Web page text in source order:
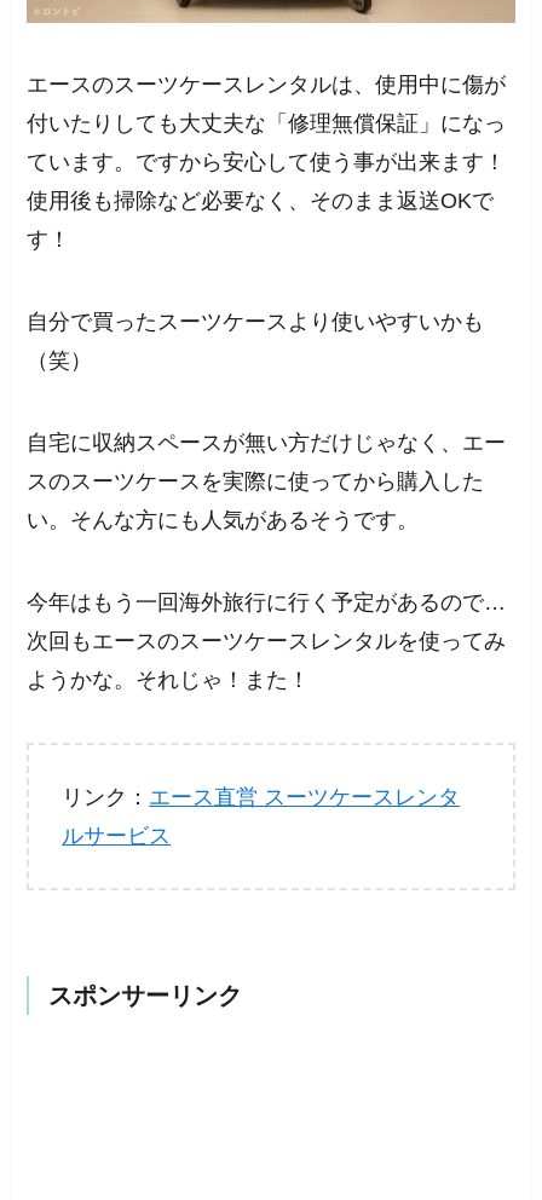
エースのスーツケースレンタルは、使用中に傷が
付いたりしても大丈夫な「修理無償保証」になっ
ています。ですから安心して使う事が出来ます！
使用後も掃除など必要なく、そのまま返送OKで
す！
自分で買ったスーツケースより使いやすいかも
（笑）
自宅に収納スペースが無い方だけじゃなく、エー
スのスーツケースを実際に使ってから購入した
い。そんな方にも人気があるそうです。
今年はもう一回海外旅行に行く予定があるので…
次回もエースのスーツケースレンタルを使ってみ
ようかな。それじゃ！また！
リンク： エース直営 スーツケースレンタ
ルサービス
スポンサーリンク